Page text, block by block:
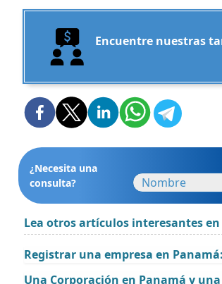
Encuentre nuestras
¿Necesita una
consulta?
Lea otros artículos interesantes
Registrar una empresa en
Una Corporación en Panamá y